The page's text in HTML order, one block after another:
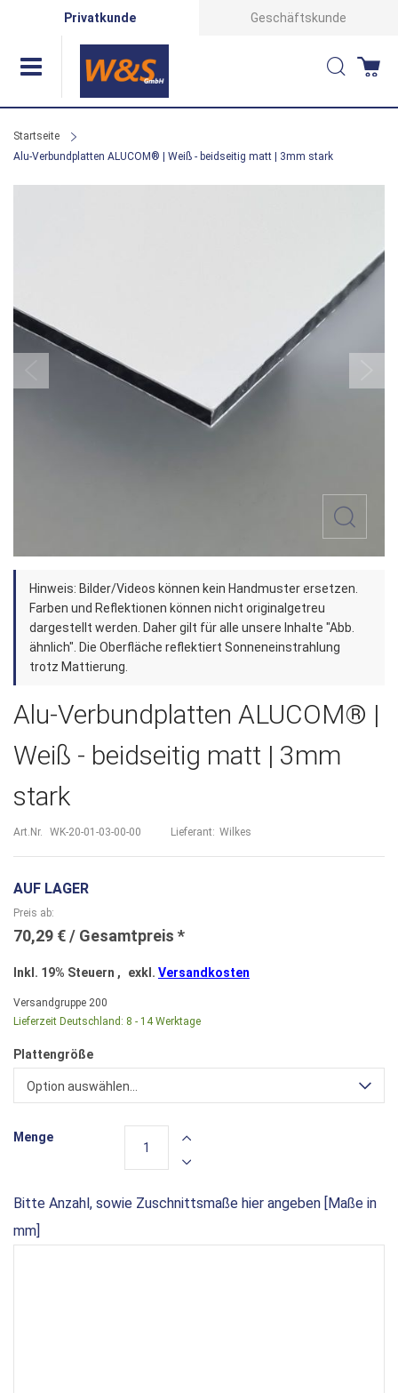
Privatkunde Geschäftskunde
Suche
Startseite
Alu-Verbundplatten ALUCOM® | Weiß - beidseitig matt | 3mm stark
springen
Zum
Anfang
der
Bildergalerie
Hinweis: Bilder/Videos können kein Handmuster ersetzen.
Farben und Reflektionen können nicht originalgetreu
dargestellt werden. Daher gilt für alle unsere Inhalte "Abb.
ähnlich". Die Oberfläche reflektiert Sonneneinstrahlung
trotz Mattierung.
Alu-Verbundplatten ALUCOM® |
Weiß - beidseitig matt | 3mm
stark
Art.Nr. WK-20-01-03-00-00 Lieferant: Wilkes
AUF LAGER
Preis ab
70,29 €
Inkl. 19% Steuern , exkl. Versandkosten
Versandgruppe 200
Lieferzeit Deutschland: 8 - 14 Werktage
Plattengröße
Option auswählen...
Bitte Anzahl, sowie Zuschnittsmaße hier angeben [Maße in
mm]
Menge